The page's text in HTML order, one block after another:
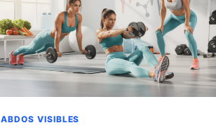
ABDOS VISIBLES